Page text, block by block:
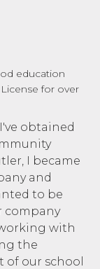
education
for over
obtained
I became
and
to be
company
with
the
our school